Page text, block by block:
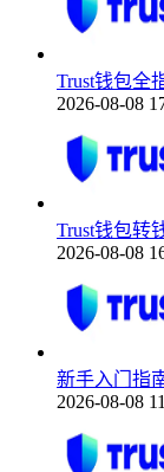
Trust钱包全
2026-08-08
Trust钱包转
2026-08-08
新手入门指
2026-08-08